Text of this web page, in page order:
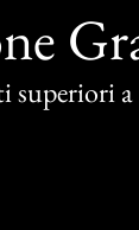
superiori